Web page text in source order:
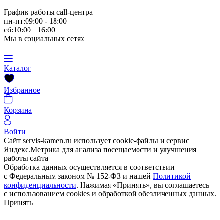
График работы call-центра
пн-пт:09:00 - 18:00
сб:10:00 - 16:00
Мы в социальных сетях
Каталог
Избранное
Корзина
Войти
Сайт servis-kamen.ru использует cookie-файлы и сервис
Яндекс.Метрика для анализа посещаемости и улучшения
работы сайта
Обработка данных осуществляется в соответствии
с Федеральным законом № 152-ФЗ и нашей Политикой
конфиденциальности. Нажимая «Принять», вы соглашаетесь
с использованием cookies и обработкой обезличенных данных.
Принять